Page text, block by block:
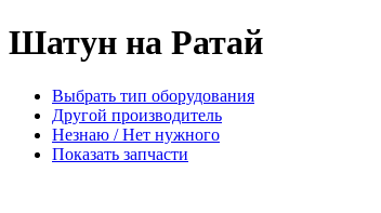
Шатун на Ратай
Выбрать тип оборудования
Другой производитель
Незнаю / Нет нужного
Показать запчасти